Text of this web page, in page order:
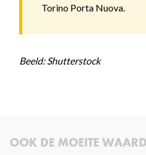
Torino Porta Nuova.
Beeld: Shutterstock
OOK DE MOEITE WAARD